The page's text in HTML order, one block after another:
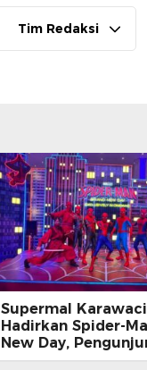
Tim Redaksi
Supermal Karawaci
Hadirkan Spider-
New Day,
Main, Bertemu